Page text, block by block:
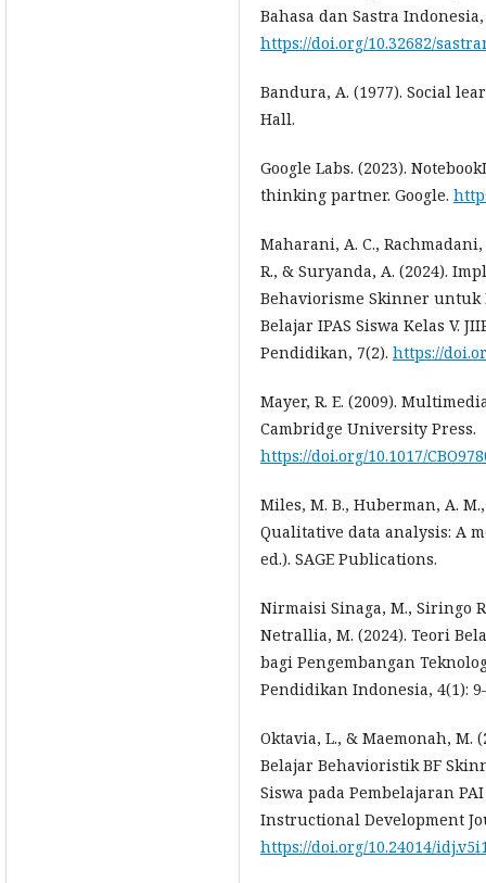
Bahasa dan Sastra Indonesia,
https://doi.org/10.32682/
Bandura, A. (1977). Social
Hall.
Google Labs. (2023).
thinking partner. Google.
Maharani, A. C.,
R., & Suryanda, A. (2024).
Behaviorisme Skinner
Belajar IPAS Siswa Kelas V.
Pendidikan, 7(2). https://
Mayer, R. E. (2009).
Cambridge University Press.
https://doi.org/10.1017/
Miles, M. B., Huberman, A.
Qualitative data analysis: A
ed.). SAGE Publications.
Nirmaisi Sinaga, M., Siringo
Netrallia, M. (2024). Teori
bagi Pengembangan
Pendidikan Indonesia, 4(1):
Oktavia, L., & Maemonah, M.
Belajar Behavioristik BF
Siswa pada Pembelajaran
Instructional Development
https://doi.org/10.24014/